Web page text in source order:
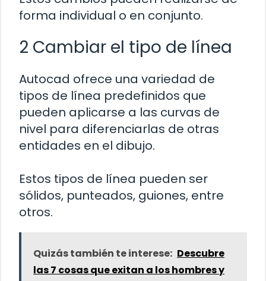
forma individual o en conjunto.
2 Cambiar el tipo de línea
Autocad ofrece una variedad de
tipos de línea predefinidos que
pueden aplicarse a las curvas de
nivel para diferenciarlas de otras
entidades en el dibujo.
Estos tipos de línea pueden ser
sólidos, punteados, guiones, entre
otros.
Quizás también te interese: Descubre
las 7 cosas que exitan a los hombres y